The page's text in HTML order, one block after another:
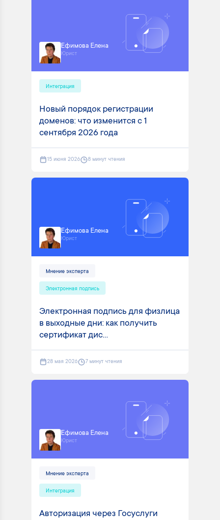
Ефимова Елена
Юрист
Интеграция
Новый порядок регистрации
доменов: что изменится с 1
сентября 2026 года
15 июня 2026 8 минут чтения
Ефимова Елена
Юрист
Мнение эксперта
Электронная подпись
Электронная подпись для физлица
в выходные дни: как получить
сертификат дис...
28 мая 2026 7 минут чтения
Ефимова Елена
Юрист
Мнение эксперта
Интеграция
Авторизация через Госуслуги